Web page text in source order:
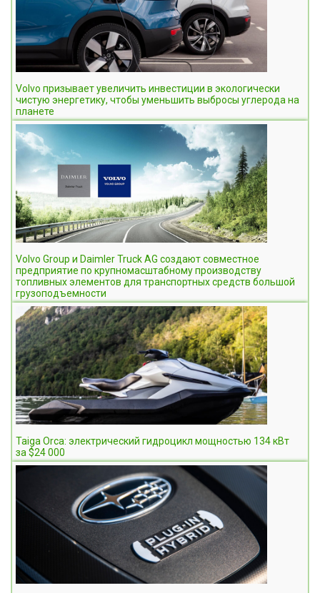
Volvo призывает увеличить инвестиции в экологически
чистую энергетику, чтобы уменьшить выбросы углерода на
планете
Volvo Group и Daimler Truck AG создают совместное
предприятие по крупномасштабному производству
топливных элементов для транспортных средств большой
грузоподъемности
Taiga Orca: электрический гидроцикл мощностью 134 кВт
за $24 000